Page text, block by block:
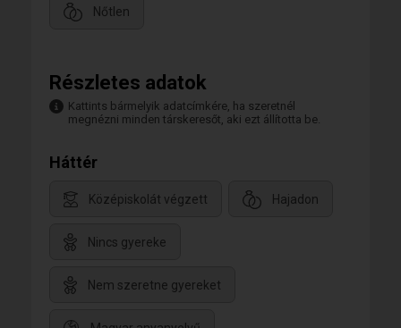
Nőtlen
Részletes adatok
Kattints bármelyik adatcímkére, ha szeretnél
megnézni minden társkeresőt, aki ezt állította be.
Háttér
Középiskolát végzett Hajadon
Nincs gyereke
Nem szeretne gyereket